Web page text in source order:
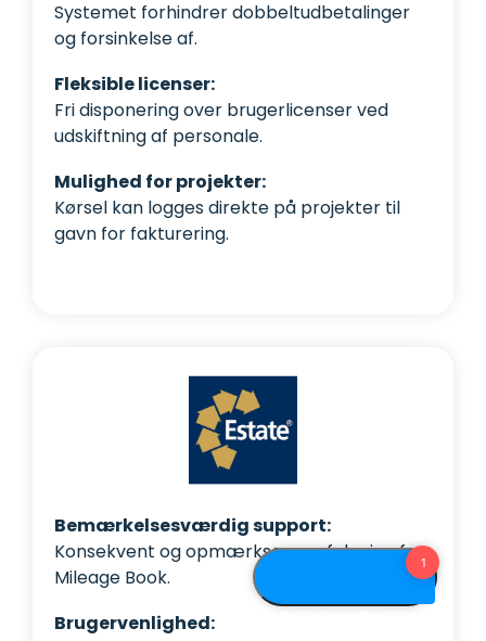
Systemet forhindrer dobbeltudbetalinger
og forsinkelse af.
Fleksible licenser:
Fri disponering over brugerlicenser ved
udskiftning af personale.
Mulighed for projekter:
Kørsel kan logges direkte på projekter til
gavn for fakturering.
Bemærkelsesværdig support:
Konsekvent og opmærksom opfølgning fra
Mileage Book.
Brugervenlighed: